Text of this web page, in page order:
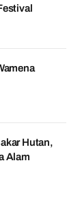
Hutan,
Alam